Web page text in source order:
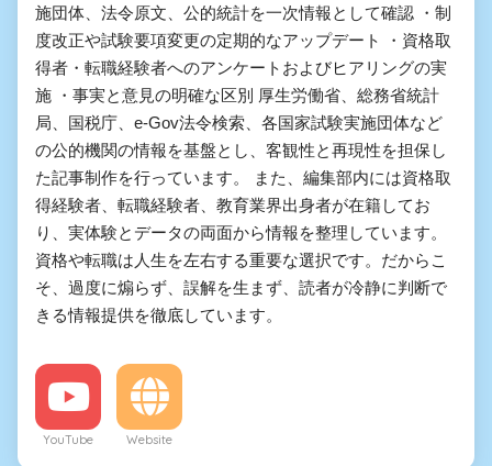
施団体、法令原文、公的統計を一次情報として確認 ・制
度改正や試験要項変更の定期的なアップデート ・資格取
得者・転職経験者へのアンケートおよびヒアリングの実
施 ・事実と意見の明確な区別 厚生労働省、総務省統計
局、国税庁、e-Gov法令検索、各国家試験実施団体など
の公的機関の情報を基盤とし、客観性と再現性を担保し
た記事制作を行っています。 また、編集部内には資格取
得経験者、転職経験者、教育業界出身者が在籍してお
り、実体験とデータの両面から情報を整理しています。
資格や転職は人生を左右する重要な選択です。だからこ
そ、過度に煽らず、誤解を生まず、読者が冷静に判断で
きる情報提供を徹底しています。
YouTube Website